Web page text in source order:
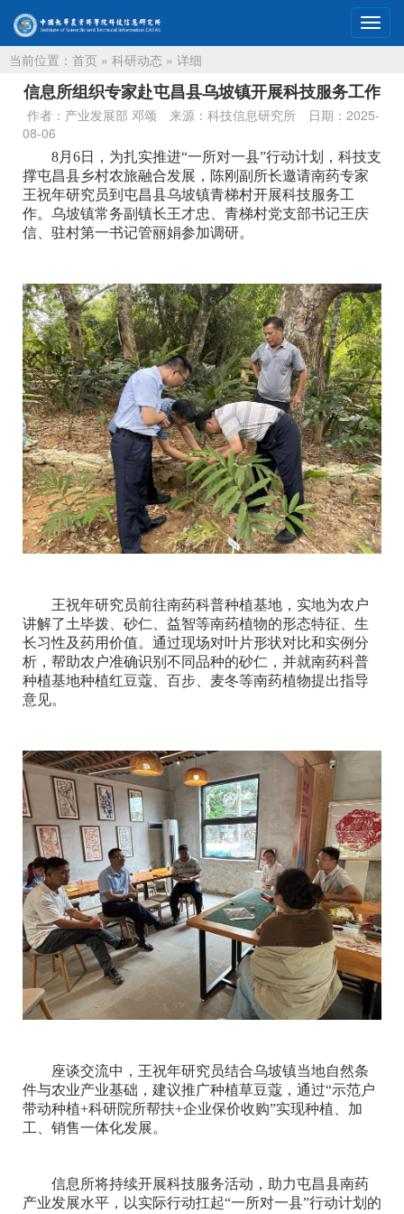
切
换
当前位置： 首页 » 科研动态 » 详细
信息所组织专家赴屯昌县乌坡镇开展科技服务工作
作者：产业发展部 邓颂 来源：科技信息研究所
日期：2025-
08-06
8月6日，为扎实推进“一所对一县”行动计划，科技支
撑屯昌县乡村农旅融合发展，陈刚副所长邀请南药专家
王祝年研究员到屯昌县乌坡镇青梯村开展科技服务工
作。乌坡镇常务副镇长王才忠、青梯村党支部书记王庆
信、驻村第一书记管丽娟参加调研。
王祝年研究员前往南药科普种植基地，实地为农户
讲解了土毕拨、砂仁、益智等南药植物的形态特征、生
长习性及药用价值。通过现场对叶片形状对比和实例分
析，帮助农户准确识别不同品种的砂仁，并就南药科普
种植基地种植红豆蔻、百步、麦冬等南药植物提出指导
意见。
座谈交流中，王祝年研究员结合乌坡镇当地自然条
件与农业产业基础，建议推广种植草豆蔻，通过“示范户
带动种植+科研院所帮扶+企业保价收购”实现种植、加
工、销售一体化发展。
信息所将持续开展科技服务活动，助力屯昌县南药
产业发展水平，以实际行动扛起“一所对一县”行动计划的